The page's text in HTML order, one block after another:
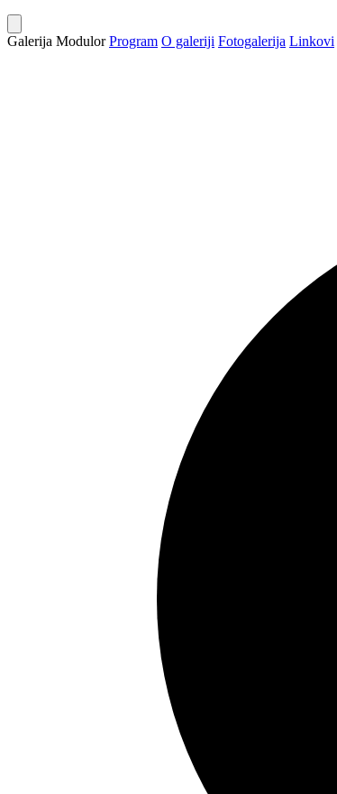
Galerija Modulor Program O galeriji Fotogalerija Linkovi